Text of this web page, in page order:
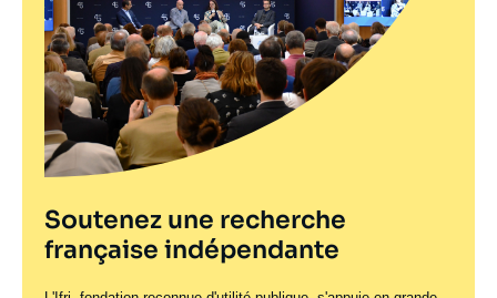
Soutenez une recherche
française indépendante